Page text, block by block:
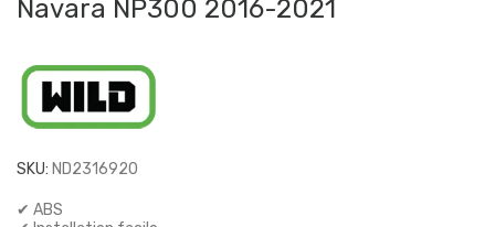
Navara NP300 2016-2021
SKU: ND2316920
✔ ABS